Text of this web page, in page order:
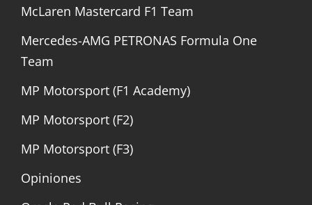
McLaren Mastercard F1 Team
Mercedes-AMG PETRONAS Formula One
Team
MP Motorsport (F1 Academy)
MP Motorsport (F2)
MP Motorsport (F3)
Opiniones